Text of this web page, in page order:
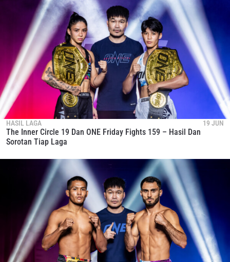
HASIL LAGA 19 JUN
The Inner Circle 19 Dan ONE Friday Fights 159 – Hasil Dan
Sorotan Tiap Laga